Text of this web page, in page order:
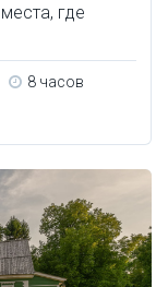
где
8 часов